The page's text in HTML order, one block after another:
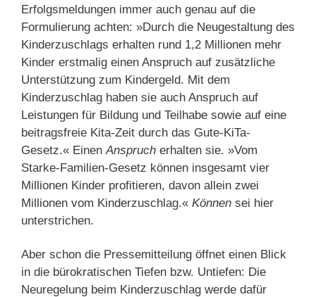
Erfolgsmeldungen immer auch genau auf die
Formulierung achten: »Durch die Neugestaltung des
Kinderzuschlags erhalten rund 1,2 Millionen mehr
Kinder erstmalig einen Anspruch auf zusätzliche
Unterstützung zum Kindergeld. Mit dem
Kinderzuschlag haben sie auch Anspruch auf
Leistungen für Bildung und Teilhabe sowie auf eine
beitragsfreie Kita-Zeit durch das Gute-KiTa-
Gesetz.« EinenAnspruch erhalten sie. »Vom
Starke-Familien-Gesetz können insgesamt vier
Millionen Kinder profitieren, davon allein zwei
Millionen vom Kinderzuschlag.« Können sei hier
unterstrichen.
Aber schon die Pressemitteilung öffnet einen Blick
in die bürokratischen Tiefen bzw. Untiefen: Die
Neuregelung beim Kinderzuschlag werde dafür